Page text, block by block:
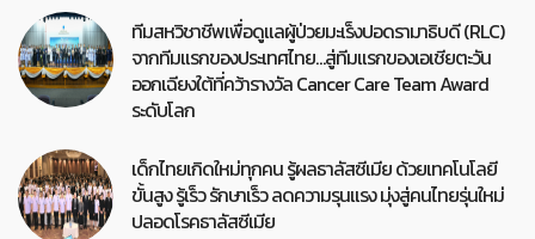
ทีมสหวิชาชีพเพื่อดูแลผู้ป่วยมะเร็งปอดรามาธิบดี (RLC)
จากทีมแรกของประเทศไทย…สู่ทีมแรกของเอเชียตะวัน
ออกเฉียงใต้ที่คว้ารางวัล Cancer Care Team Award
ระดับโลก
เด็กไทยเกิดใหม่ทุกคน รู้ผลธาลัสซีเมีย ด้วยเทคโนโลยี
ขั้นสูง รู้เร็ว รักษาเร็ว ลดความรุนแรง มุ่งสู่คนไทยรุ่นใหม่
ปลอดโรคธาลัสซีเมีย